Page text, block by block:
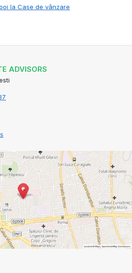
la Case de vânzare
ADVISORS